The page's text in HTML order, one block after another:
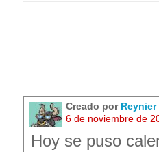
Creado por
6 de noviembre de
Hoy se puso